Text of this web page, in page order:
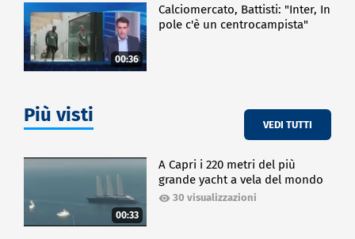
00:36
Calciomercato, Battisti: "Inter, In
pole c'è un centrocampista"
Più visti VEDI TUTTI
00:33
A Capri i 220 metri del più
grande yacht a vela del mondo
30 visualizzazioni